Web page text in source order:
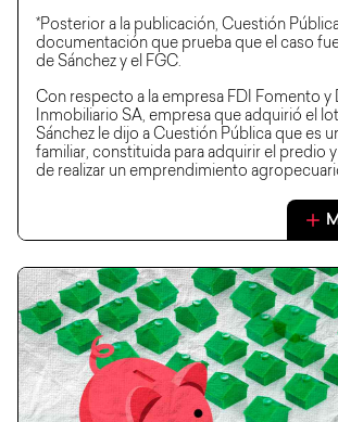
*Posterior a la publicación, Cuestión
documentación que prueba que el caso
de Sánchez y el FGC.
Con respecto a la empresa FDI Fomento y
Inmobiliario SA, empresa que adquirió el
Sánchez le dijo a Cuestión Pública que es
familiar, constituida para adquirir el predio
de realizar un emprendimiento